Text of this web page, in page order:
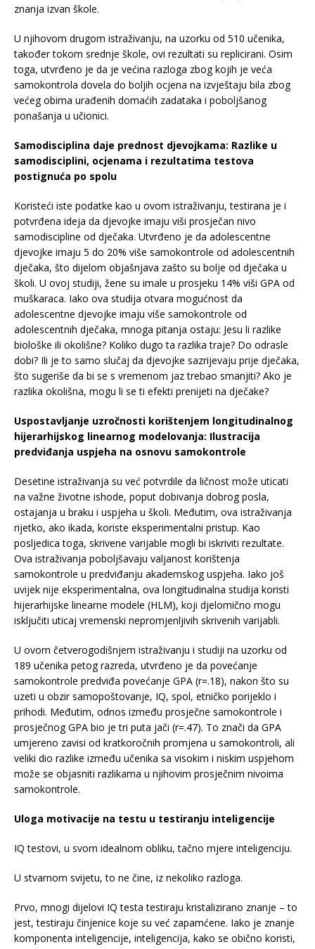
znanja izvan škole.
U njihovom drugom istraživanju, na uzorku od 510 učenika,
također tokom srednje škole, ovi rezultati su replicirani. Osim
toga, utvrđeno je da je većina razloga zbog kojih je veća
samokontrola dovela do boljih ocjena na izvještaju bila zbog
većeg obima urađenih domaćih zadataka i poboljšanog
ponašanja u učionici.
Samodisciplina daje prednost djevojkama: Razlike u
samodisciplini, ocjenama i rezultatima testova
postignuća po spolu
Koristeći iste podatke kao u ovom istraživanju, testirana je i
potvrđena ideja da djevojke imaju viši prosječan nivo
samodiscipline od dječaka. Utvrđeno je da adolescentne
djevojke imaju 5 do 20% više samokontrole od adolescentnih
dječaka, što dijelom objašnjava zašto su bolje od dječaka u
školi. U ovoj studiji, žene su imale u prosjeku 14% viši GPA od
muškaraca. Iako ova studija otvara mogućnost da
adolescentne djevojke imaju više samokontrole od
adolescentnih dječaka, mnoga pitanja ostaju: Jesu li razlike
biološke ili okolišne? Koliko dugo ta razlika traje? Do odrasle
dobi? Ili je to samo slučaj da djevojke sazrijevaju prije dječaka,
što sugeriše da bi se s vremenom jaz trebao smanjiti? Ako je
razlika okolišna, mogu li se ti efekti prenijeti na dječake?
Uspostavljanje uzročnosti korištenjem longitudinalnog
hijerarhijskog linearnog modelovanja: Ilustracija
predviđanja uspjeha na osnovu samokontrole
Desetine istraživanja su već potvrdile da ličnost može uticati
na važne životne ishode, poput dobivanja dobrog posla,
ostajanja u braku i uspjeha u školi. Međutim, ova istraživanja
rijetko, ako ikada, koriste eksperimentalni pristup. Kao
posljedica toga, skrivene varijable mogli bi iskriviti rezultate.
Ova istraživanja poboljšavaju valjanost korištenja
samokontrole u predviđanju akademskog uspjeha. Iako još
uvijek nije eksperimentalna, ova longitudinalna studija koristi
hijerarhijske linearne modele (HLM), koji djelomično mogu
isključiti uticaj vremenski nepromjenljivih skrivenih varijabli.
U ovom četverogodišnjem istraživanju i studiji na uzorku od
189 učenika petog razreda, utvrđeno je da povećanje
samokontrole predviđa povećanje GPA (r=.18), nakon što su
uzeti u obzir samopoštovanje, IQ, spol, etničko porijeklo i
prihodi. Međutim, odnos između prosječne samokontrole i
prosječnog GPA bio je tri puta jači (r=.47). To znači da GPA
umjereno zavisi od kratkoročnih promjena u samokontroli, ali
veliki dio razlike između učenika sa visokim i niskim uspjehom
može se objasniti razlikama u njihovim prosječnim nivoima
samokontrole.
Uloga motivacije na testu u testiranju inteligencije
IQ testovi, u svom idealnom obliku, tačno mjere inteligenciju.
U stvarnom svijetu, to ne čine, iz nekoliko razloga.
Prvo, mnogi dijelovi IQ testa testiraju kristalizirano znanje – to
jest, testiraju činjenice koje su već zapamćene. Iako je znanje
komponenta inteligencije, inteligencija, kako se obično koristi,